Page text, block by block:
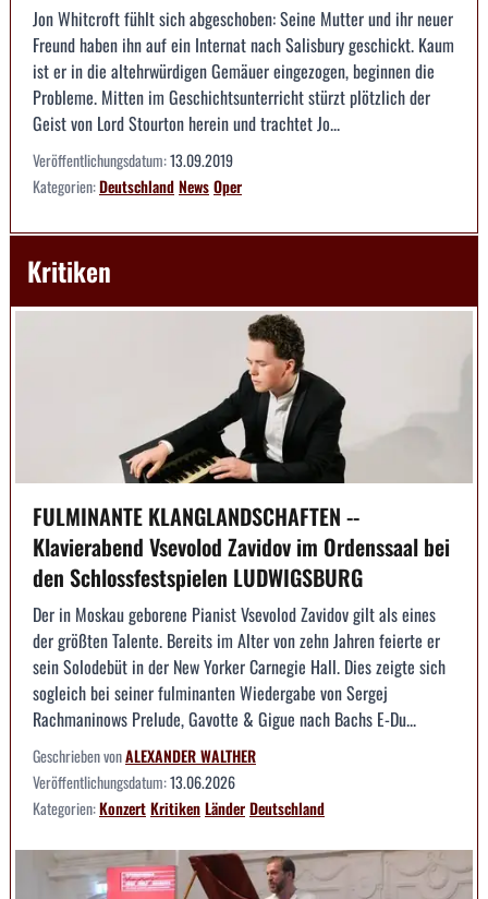
Jon Whitcroft fühlt sich abgeschoben: Seine Mutter und ihr neuer
Freund haben ihn auf ein Internat nach Salisbury geschickt. Kaum
ist er in die altehrwürdigen Gemäuer eingezogen, beginnen die
Probleme. Mitten im Geschichtsunterricht stürzt plötzlich der
Geist von Lord Stourton herein und trachtet Jo...
Veröffentlichungsdatum:13.09.2019
Kategorien:DeutschlandNewsOper
Kritiken
FULMINANTE KLANGLANDSCHAFTEN --
Klavierabend Vsevolod Zavidov im Ordenssaal bei
den Schlossfestspielen LUDWIGSBURG
Der in Moskau geborene Pianist Vsevolod Zavidov gilt als eines
der größten Talente. Bereits im Alter von zehn Jahren feierte er
sein Solodebüt in der New Yorker Carnegie Hall. Dies zeigte sich
sogleich bei seiner fulminanten Wiedergabe von Sergej
Rachmaninows Prelude, Gavotte & Gigue nach Bachs E-Du...
Geschrieben vonALEXANDER WALTHER
Veröffentlichungsdatum:13.06.2026
Kategorien:KonzertKritikenLänderDeutschland